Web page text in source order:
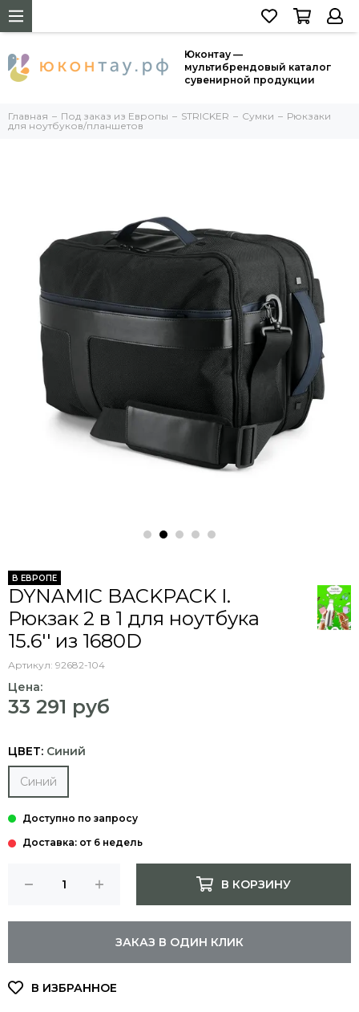
Юконтау —
мультибрендовый каталог
сувенирной продукции
Главная Под заказ из Европы STRICKER Сумки
Рюкзаки
для ноутбуков/планшетов
В ЕВРОПЕ
DYNAMIC BACKPACK I.
Рюкзак 2 в 1 для ноутбука
15.6'' из 1680D
Артикул: 92682-104
Цена:
33 291 руб
ЦВЕТ: Синий
Синий
Доставка: от 6 недель
В КОРЗИНУ
ЗАКАЗ В ОДИН КЛИК